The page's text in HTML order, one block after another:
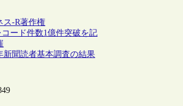
ス-R著作権
ード件数1億件突破を記
新聞読者基本調査の結果